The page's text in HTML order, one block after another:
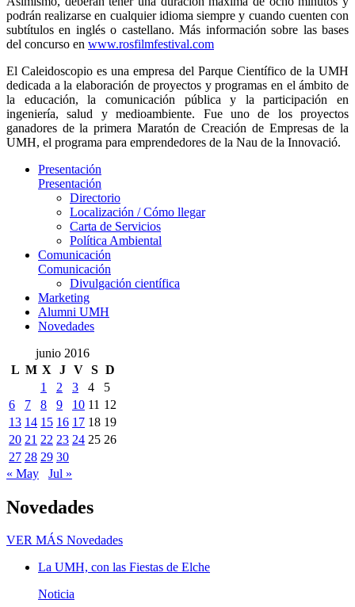
podrán realizarse en cualquier idioma siempre y cuando cuenten con
subtítulos en inglés o castellano. Más información sobre las bases
del concurso en www.rosfilmfestival.com
El Caleidoscopio es una empresa del Parque Científico de la UMH
dedicada a la elaboración de proyectos y programas en el ámbito de
la educación, la comunicación pública y la participación en
ingeniería, salud y medioambiente. Fue uno de los proyectos
ganadores de la primera Maratón de Creación de Empresas de la
UMH, el programa para emprendedores de la Nau de la Innovació.
Presentación
Presentación
Directorio
Localización / Cómo llegar
Carta de Servicios
Política Ambiental
Comunicación
Comunicación
Divulgación científica
Marketing
Alumni UMH
Novedades
junio 2016
L M X J V S D
1
2 3 4
5
6
7 8 9 10 11 12
13 14 15 16 17 18 19
20 21 22 23 24 25 26
27 28 29 30
« May
Jul »
Novedades
VER MÁS Novedades
La UMH, con las Fiestas de Elche
Noticia